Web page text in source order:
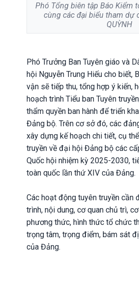
Phó Tổng biên tập Báo Kiểm
cùng các đại biểu tham dự
QUỲNH
Phó Trưởng Ban Tuyên giáo và
hội Nguyễn Trung Hiếu cho biết,
vận sẽ tiếp thu, tổng hợp ý kiến,
hoạch trình Tiểu ban Tuyên
thẩm quyền ban hành để triển
Đảng bộ. Trên cơ sở đó, các
xây dựng kế hoạch chi tiết, cụ
truyền về đại hội Đảng bộ các
Quốc hội nhiệm kỳ 2025-2030,
toàn quốc lần thứ XIV của Đảng.
Các hoạt động tuyên truyền cần
trình, nội dung, cơ quan chủ trì,
phương thức, hình thức tổ chức
trọng tâm, trọng điểm, bám sát
của Đảng.